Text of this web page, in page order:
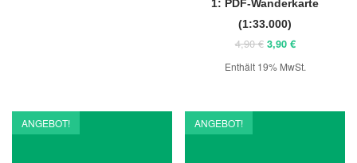
1: PDF-Wanderkarte
(1:33.000)
4,90€ Ursprünglicher
Preis
3,90 €Aktueller
Preis
Enthält 19% MwSt.
ANGEBOT! ANGEBOT!